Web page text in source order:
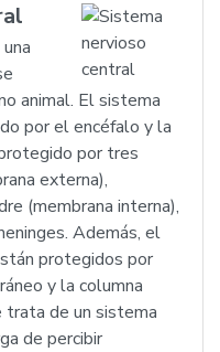
animal. El sistema
por el encéfalo y la
por tres
externa),
(membrana interna),
Además, el
protegidos por
y la columna
de un sistema
de percibir